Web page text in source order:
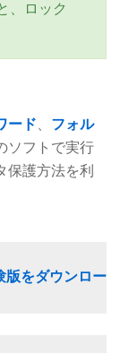
、ロック
ード
フォル
ソフトで実行
保護方法を利
版をダウンロー